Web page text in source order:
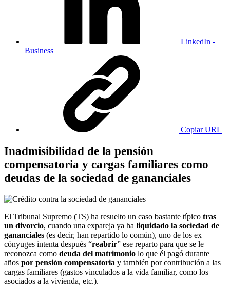
LinkedIn -
Business
Copiar URL
Inadmisibilidad de la pensión
compensatoria y cargas familiares como
deudas de la sociedad de gananciales
El Tribunal Supremo (TS) ha resuelto un caso bastante típico tras
un divorcio, cuando una expareja ya ha liquidado la sociedad de
gananciales (es decir, han repartido lo común), uno de los ex
cónyuges intenta después “reabrir” ese reparto para que se le
reconozca como deuda del matrimonio lo que él pagó durante
años por pensión compensatoria y también por contribución a las
cargas familiares (gastos vinculados a la vida familiar, como los
asociados a la vivienda, etc.).